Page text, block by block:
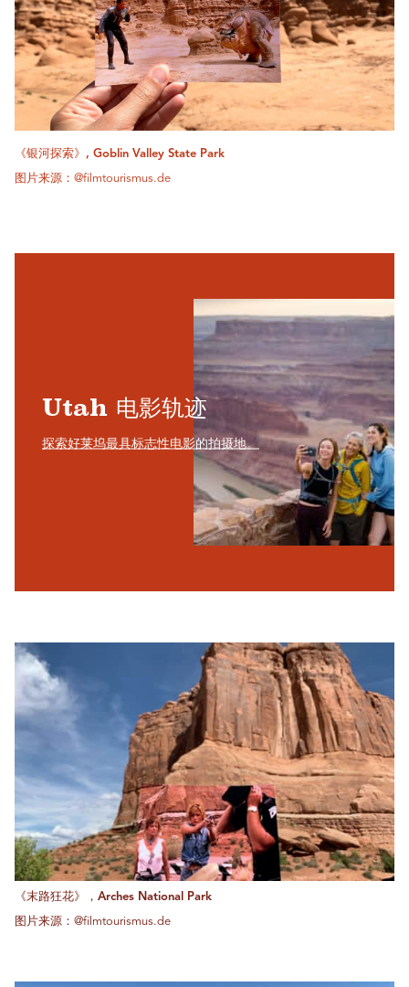
《银河探索》, Goblin Valley State Park
图片来源：@filmtourismus.de
Utah 电影轨迹
探索好莱坞最具标志性电影的拍摄地。
《末路狂花》，Arches National Park
图片来源：@filmtourismus.de